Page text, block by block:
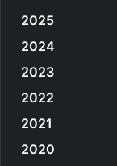
2025
2024
2023
2022
2021
2020